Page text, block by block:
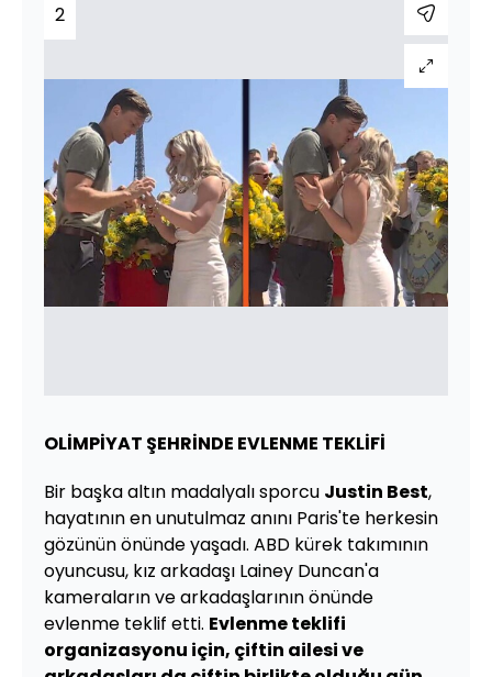
2
OLİMPİYAT ŞEHRİNDE EVLENME TEKLİFİ
Bir başka altın madalyalı sporcu Justin Best,
hayatının en unutulmaz anını Paris'te herkesin
gözünün önünde yaşadı. ABD kürek takımının
oyuncusu, kız arkadaşı Lainey Duncan'a
kameraların ve arkadaşlarının önünde
evlenme teklif etti. Evlenme teklifi
organizasyonu için, çiftin ailesi ve